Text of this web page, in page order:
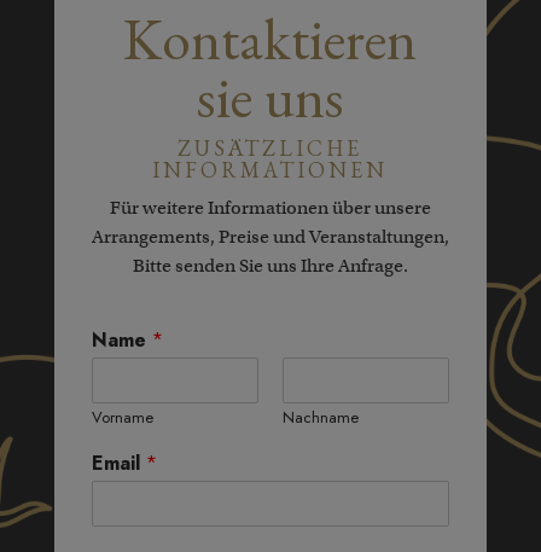
Kontaktieren
sie uns
ZUSÄTZLICHE
INFORMATIONEN
Für weitere Informationen über unsere
Arrangements, Preise und Veranstaltungen,
Bitte senden Sie uns Ihre Anfrage.
Name *
Vorname Nachname
Email *